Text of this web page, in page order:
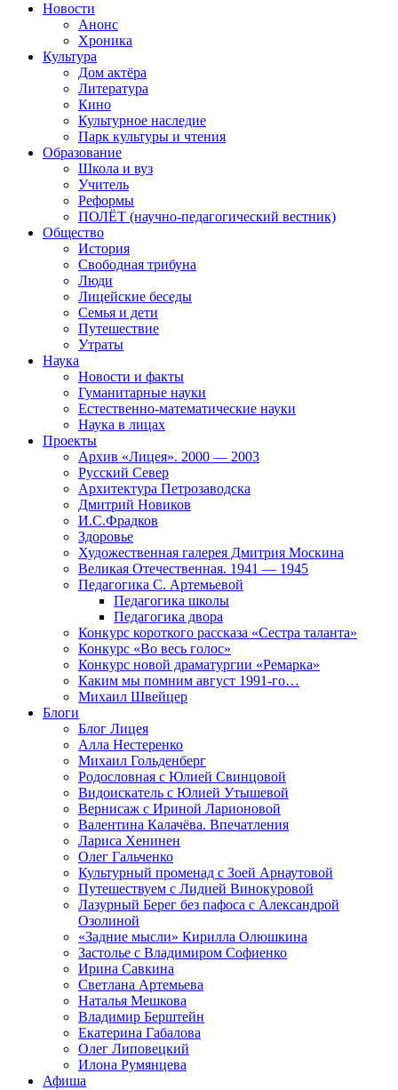
Новости
Анонс
Хроника
Культура
Дом актёра
Литература
Кино
Культурное наследие
Парк культуры и чтения
Образование
Школа и вуз
Учитель
Реформы
ПОЛЁТ (научно-педагогический вестник)
Общество
История
Свободная трибуна
Люди
Лицейские беседы
Семья и дети
Путешествие
Утраты
Наука
Новости и факты
Гуманитарные науки
Естественно-математические науки
Наука в лицах
Проекты
Архив «Лицея». 2000 — 2003
Русский Север
Архитектура Петрозаводска
Дмитрий Новиков
И.С.Фрадков
Здоровье
Художественная галерея Дмитрия Москина
Великая Отечественная. 1941 — 1945
Педагогика С. Артемьевой
Педагогика школы
Педагогика двора
Конкурс короткого рассказа «Сестра таланта»
Конкурс «Во весь голос»
Конкурс новой драматургии «Ремарка»
Каким мы помним август 1991-го…
Михаил Швейцер
Блоги
Блог Лицея
Алла Нестеренко
Михаил Гольденберг
Родословная с Юлией Свинцовой
Видоискатель с Юлией Утышевой
Вернисаж с Ириной Ларионовой
Валентина Калачёва. Впечатления
Лариса Хенинен
Олег Гальченко
Культурный променад с Зоей Арнаутовой
Путешествуем с Лидией Винокуровой
Лазурный Берег без пафоса с Александрой
Озолиной
«Задние мысли» Кирилла Олюшкина
Застолье с Владимиром Софиенко
Ирина Савкина
Светлана Артемьева
Наталья Мешкова
Владимир Берштейн
Екатерина Габалова
Олег Липовецкий
Илона Румянцева
Афиша